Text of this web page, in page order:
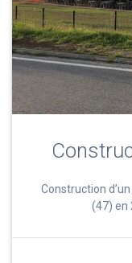
Construction
(47) en